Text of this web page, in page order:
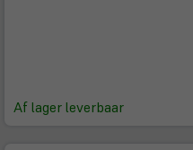
Af lager leverbaar